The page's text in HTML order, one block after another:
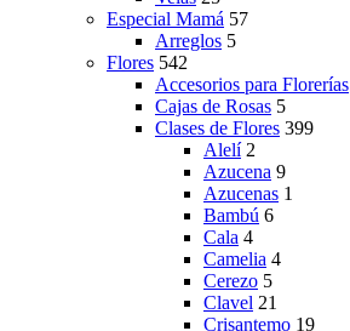
Especial Mamá 57
Arreglos 5
Flores 542
Accesorios para Florerías
Cajas de Rosas 5
Clases de Flores 399
Alelí 2
Azucena 9
Azucenas 1
Bambú 6
Cala 4
Camelia 4
Cerezo 5
Clavel 21
Crisantemo 19